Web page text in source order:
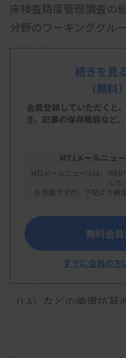
床検査精度管理調査の
分野のワーキンググル
報告された。
血算部門では、血小板
％と高く、前
の大きい結果となった
った。血小板は、調査
福田幸広氏（船橋市立
管理に異常ないにもか
対し「試料由来の変動
う呼びかけた。
凝固部門では今年度から
とし評価対象としたが
た。APTTでは、ルー
（LA）などの循環抗凝
続きを見
（無料
会員登録していただくと
き、 記事の保存機能など
MTJメールニュ
MTJメールニュースは、
いた
お手数ですが、下記より再
無料会
すでに会員の方